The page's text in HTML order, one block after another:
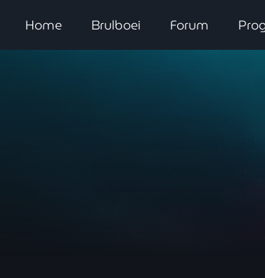
Home Brulboei Forum